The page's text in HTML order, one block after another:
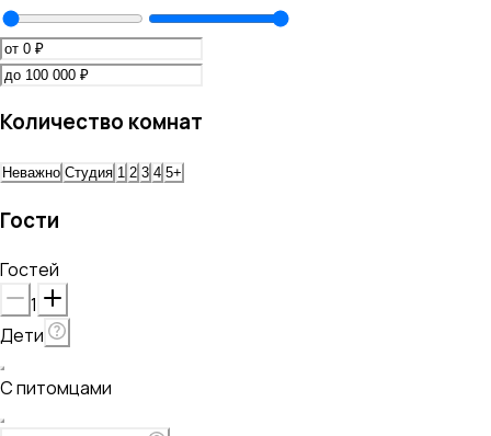
Количество комнат
Неважно Студия 1 2 3 4 5+
Гости
Гостей
1
Дети
С питомцами